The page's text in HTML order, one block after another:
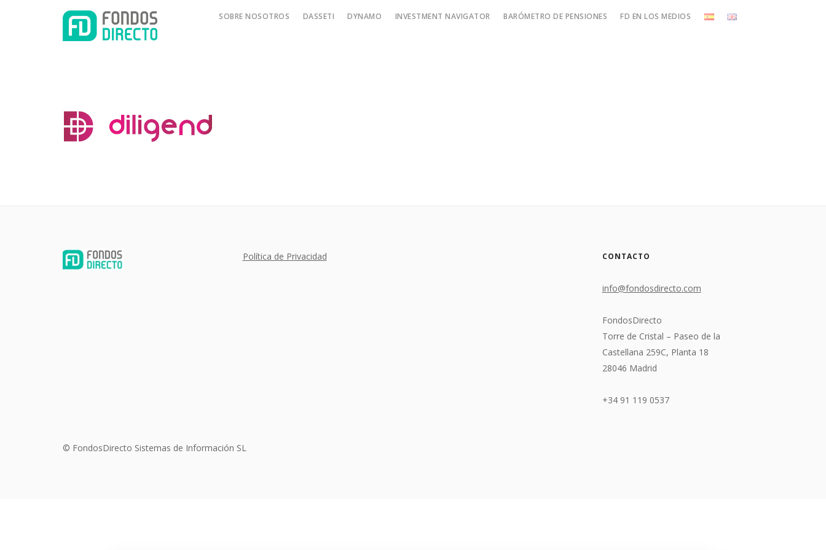
SOBRE NOSOTROS DASSETI DYNAMO INVESTMENT NAVIGATOR BARÓMETRO DE PENSIONES FD EN LOS MEDIOS
Política de Privacidad CONTACTO
info@fondosdirecto.com
FondosDirecto
Torre de Cristal – Paseo de la
Castellana 259C, Planta 18
28046 Madrid
+34 91 119 0537
© FondosDirecto Sistemas de Información SL